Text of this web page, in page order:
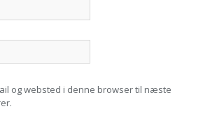
og websted i denne browser til næste